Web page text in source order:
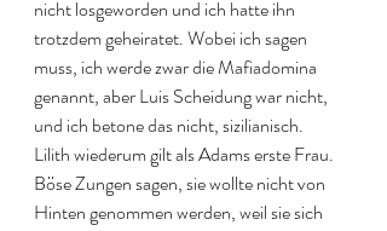
nicht losgeworden und ich hatte ihn
trotzdem geheiratet. Wobei ich sagen
muss, ich werde zwar die Mafiadomina
genannt, aber Luis Scheidung war nicht,
und ich betone das nicht, sizilianisch.
Lilith wiederum gilt als Adams erste Frau.
Böse Zungen sagen, sie wollte nicht von
Hinten genommen werden, weil sie sich